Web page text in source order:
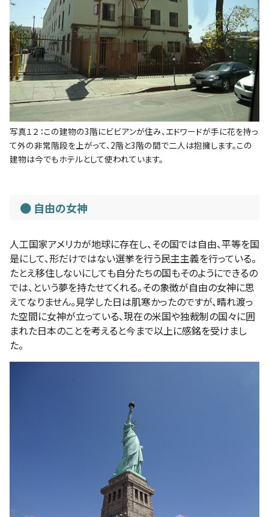
写真１２：この建物の3階にビビアンが住み、エドワードが手に花を持っ
て外の非常階段を上がって、2階と3階の間で二人は抱擁します。この
建物は今でもホテルとして使われています。
自由の女神
人工国家アメリカが地球に存在し、その国では自由、平等を国
是にして、形だけではない選挙を行う民主主義を行っている。
たとえ移住しないにしても自分たちの国もそのようにできるの
では、という夢を持たせてくれる。その象徴が自由の女神に思
えてなりません。見学した日は肌寒かったのですが、晴れ渡っ
た空間に女神が立っている、現在の米国や独裁制の国々に囲
まれた日本のことを考えると今まで以上に感銘を受けまし
た。